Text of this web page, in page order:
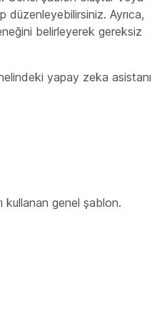
Ayrıca,
belirleyerek gereksiz
yapay zeka asistanı
kullanan genel şablon.